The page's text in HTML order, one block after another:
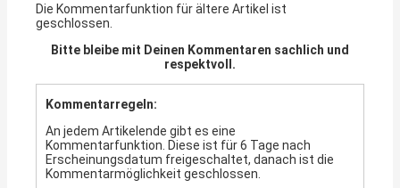
Die Kommentarfunktion für ältere Artikel ist
geschlossen.
Bitte bleibe mit Deinen Kommentaren sachlich und
respektvoll.
Kommentarregeln:
An jedem Artikelende gibt es eine
Kommentarfunktion. Diese ist für 6 Tage nach
Erscheinungsdatum freigeschaltet, danach ist die
Kommentarmöglichkeit geschlossen.